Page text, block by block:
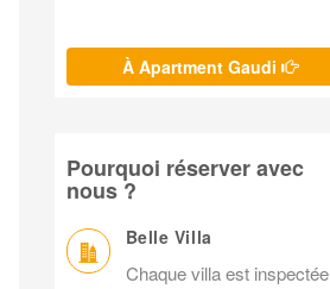
À Apartment Gaudi
Pourquoi réserver avec
nous ?
Belle Villa
Chaque villa est inspectée